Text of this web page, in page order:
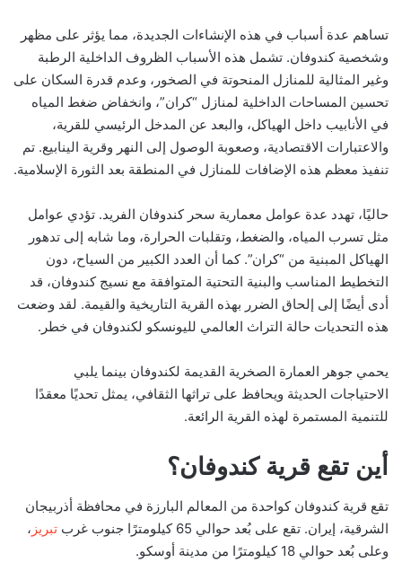
تساهم عدة أسباب في هذه الإنشاءات الجديدة، مما يؤثر على مظهر
وشخصية كندوفان. تشمل هذه الأسباب الظروف الداخلية الرطبة
وغير المثالية للمنازل المنحوتة في الصخور، وعدم قدرة السكان على
تحسين المساحات الداخلية لمنازل “كران”، وانخفاض ضغط المياه
في الأنابيب داخل الهياكل، والبعد عن المدخل الرئيسي للقرية،
والاعتبارات الاقتصادية، وصعوبة الوصول إلى النهر وقرية الينابيع. تم
تنفيذ معظم هذه الإضافات للمنازل في المنطقة بعد الثورة الإسلامية.
حاليًا، تهدد عدة عوامل معمارية سحر كندوفان الفريد. تؤدي عوامل
مثل تسرب المياه، والضغط، وتقلبات الحرارة، وما شابه إلى تدهور
الهياكل المبنية من “كران”. كما أن العدد الكبير من السياح، دون
التخطيط المناسب والبنية التحتية المتوافقة مع نسيج كندوفان، قد
أدى أيضًا إلى إلحاق الضرر بهذه القرية التاريخية والقيمة. لقد وضعت
هذه التحديات حالة التراث العالمي لليونسكو لكندوفان في خطر.
يحمي جوهر العمارة الصخرية القديمة لكندوفان بينما يلبي
الاحتياجات الحديثة ويحافظ على تراثها الثقافي، يمثل تحديًا معقدًا
للتنمية المستمرة لهذه القرية الرائعة.
أين تقع قرية كندوفان؟
تقع قرية كندوفان كواحدة من المعالم البارزة في محافظة أذربيجان
الشرقية، إيران. تقع على بُعد حوالي 65 كيلومترًا جنوب غرب
تبريز ،
وعلى بُعد حوالي 18 كيلومترًا من مدينة أوسكو.